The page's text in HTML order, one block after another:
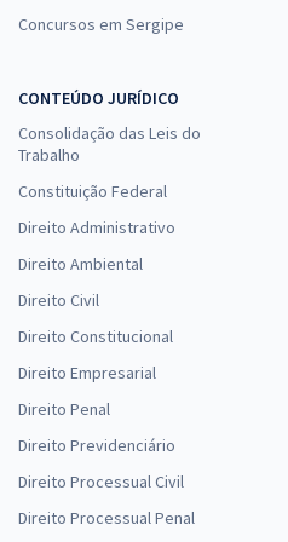
Concursos em Sergipe
CONTEÚDO JURÍDICO
Consolidação das Leis do
Trabalho
Constituição Federal
Direito Administrativo
Direito Ambiental
Direito Civil
Direito Constitucional
Direito Empresarial
Direito Penal
Direito Previdenciário
Direito Processual Civil
Direito Processual Penal